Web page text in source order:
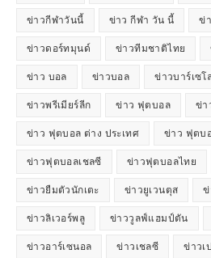
ข่าวกีฬาวันนี้ ข่าว กีฬา วัน นี้ ข่
ข่าวดอร์ทมุนด์ ข่าวทีมชาติไทย
ข่าว บอล ข่าวบอล ข่าวบาร์เซโ
ข่าวพรีเมียร์ลีก ข่าว ฟุตบอล ข่า
ข่าว ฟุตบอล ต่าง ประเทศ ข่าว ฟุตบ
ข่าวฟุตบอลเชลซี ข่าวฟุตบอลไทย
ข่าวยืมตัวนักเตะ ข่าวยูเวนตุส
ข่าวลิเวอร์พลู ข่าววูลฟ์แฮมป์ตัน
ข่าวอาร์เซนอล ข่าวเชลซี ข่าวเ